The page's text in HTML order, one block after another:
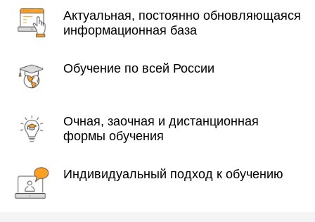
Актуальная, постоянно обновляющаяся
информационная база
Обучение по всей России
Очная, заочная и дистанционная
формы обучения
Индивидуальный подход к обучению